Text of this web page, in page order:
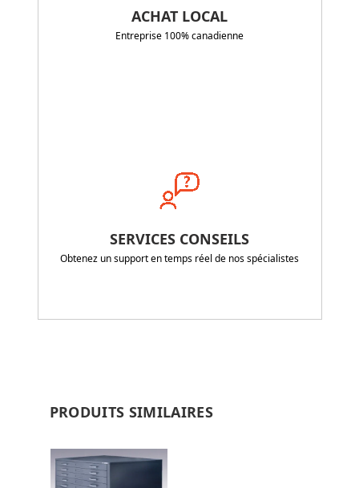
ACHAT LOCAL
Entreprise 100% canadienne
SERVICES CONSEILS
Obtenez un support en temps réel de nos spécialistes
PRODUITS SIMILAIRES